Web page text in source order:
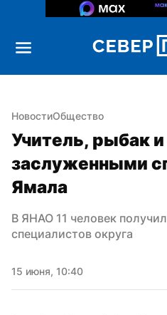
НовостиОбщество
Учитель, рыбак
заслуженными
Ямала
В ЯНАО 11 человек
специалистов округа
15 июня, 10:40